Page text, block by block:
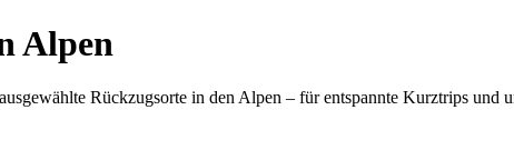
Alpen
Rückzugsorte in den Alpen – für entspannte Kurztrips und